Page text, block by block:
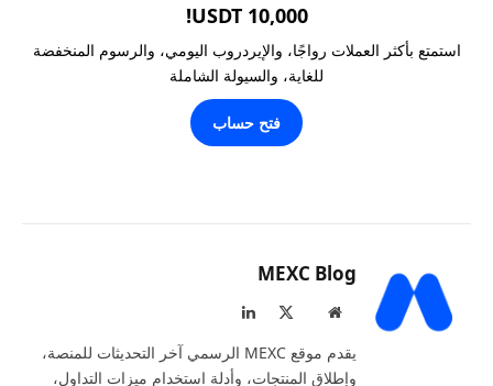
10,000 USDT!
استمتع بأكثر العملات رواجًا، والإيردروب اليومي، والرسوم المنخفضة
للغاية، والسيولة الشاملة
فتح حساب
MEXC Blog
موقع
لينكدإن
يقدم موقع MEXC الرسمي آخر التحديثات للمنصة،
وإطلاق المنتجات، وأدلة استخدام ميزات التداول،